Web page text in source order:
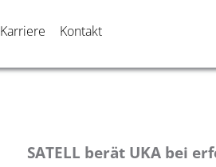
Karriere Kontakt
SATELL berät UKA bei